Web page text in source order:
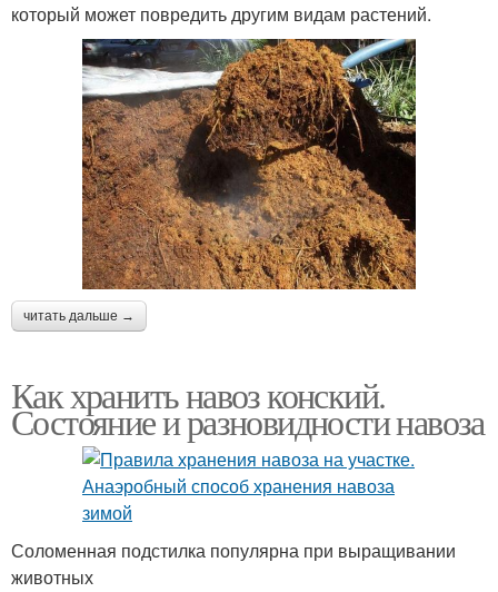
который может повредить другим видам растений.
читать дальше →
Как хранить навоз конский.
Состояние и разновидности навоза
Соломенная подстилка популярна при выращивании
животных